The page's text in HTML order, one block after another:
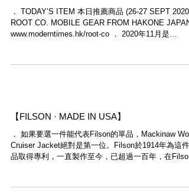
． TODAY’S ITEM 本日推薦商品 (26-27 SEPT 2020):
ROOT CO. MOBILE GEAR FROM HAKONE JAPAN
www.moderntimes.hk/root-co ． 2020年11月是
【FILSON · MADE IN USA】
． 如果要選一件能代表Filson的單品，Mackinaw
Cruiser Jacket絕對是第一位。Filson於1914年為這件
品取得專利，一直製作至今，已超過一百年，在Filson